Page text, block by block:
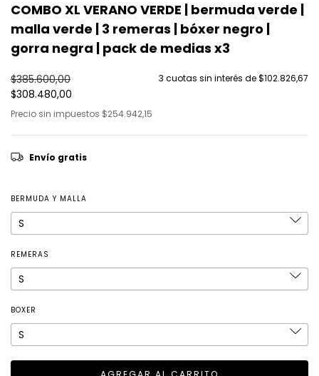
COMBO XL VERANO VERDE | bermuda verde |
malla verde | 3 remeras | bóxer negro |
gorra negra | pack de medias x3
$385.600,00
$308.480,00
3 cuotas sin interés de$102.826,67
Precio sin impuestos $254.942,15
Envío gratis
BERMUDA Y MALLA
REMERAS
BOXER